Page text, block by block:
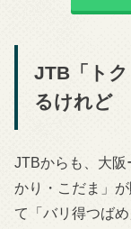
JTB「ト
るけれど
JTBからも、大
かり・こだま」
て「バリ得つば